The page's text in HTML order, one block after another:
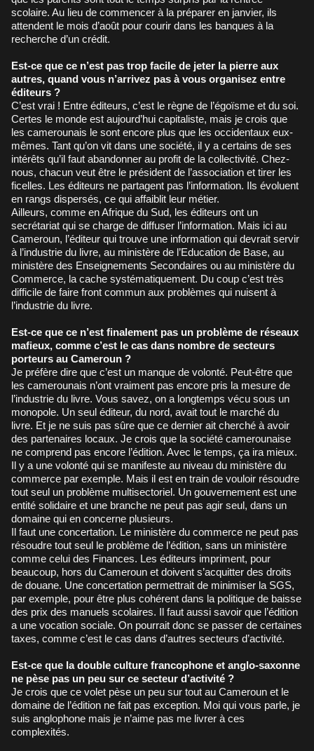
scolaire. Au lieu de commencer à la préparer en janvier, ils
attendent le mois d’août pour courir dans les banques à la
recherche d’un crédit.
Est-ce que ce n’est pas trop facile de jeter la pierre aux
autres, quand vous n’arrivez pas à vous organisez entre
éditeurs ?
C’est vrai ! Entre éditeurs, c’est le règne de l’égoïsme et du soi.
Certes le monde est aujourd’hui capitaliste, mais je crois que
les camerounais le sont encore plus que les occidentaux eux-
mêmes. Tant qu’on vit dans une société, il y a certains de ses
intérêts qu’il faut abandonner au profit de la collectivité. Chez-
nous, chacun veut être le président de l’association et tirer les
ficelles. Les éditeurs ne partagent pas l’information. Ils évoluent
en rangs dispersés, ce qui affaiblit leur métier.
Ailleurs, comme en Afrique du Sud, les éditeurs ont un
secrétariat qui se charge de diffuser l’information. Mais ici au
Cameroun, l’éditeur qui trouve une information qui devrait servir
à l’industrie du livre, au ministère de l’Education de Base, au
ministère des Enseignements Secondaires ou au ministère du
Commerce, la cache systématiquement. Du coup c’est très
difficile de faire front commun aux problèmes qui nuisent à
l’industrie du livre.
Est-ce que ce n’est finalement pas un problème de réseaux
mafieux, comme c’est le cas dans nombre de secteurs
porteurs au Cameroun ?
Je préfère dire que c’est un manque de volonté. Peut-être que
les camerounais n’ont vraiment pas encore pris la mesure de
l’industrie du livre. Vous savez, on a longtemps vécu sous un
monopole. Un seul éditeur, du nord, avait tout le marché du
livre. Et je ne suis pas sûre que ce dernier ait cherché à avoir
des partenaires locaux. Je crois que la société camerounaise
ne comprend pas encore l’édition. Avec le temps, ça ira mieux.
Il y a une volonté qui se manifeste au niveau du ministère du
commerce par exemple. Mais il est en train de vouloir résoudre
tout seul un problème multisectoriel. Un gouvernement est une
entité solidaire et une branche ne peut pas agir seul, dans un
domaine qui en concerne plusieurs.
Il faut une concertation. Le ministère du commerce ne peut pas
résoudre tout seul le problème de l’édition, sans un ministère
comme celui des Finances. Les éditeurs impriment, pour
beaucoup, hors du Cameroun et doivent s’acquitter des droits
de douane. Une concertation permettrait de minimiser la SGS,
par exemple, pour être plus cohérent dans la politique de baisse
des prix des manuels scolaires. Il faut aussi savoir que l’édition
a une vocation sociale. On pourrait donc se passer de certaines
taxes, comme c’est le cas dans d’autres secteurs d’activité.
Est-ce que la double culture francophone et anglo-saxonne
ne pèse pas un peu sur ce secteur d’activité ?
Je crois que ce volet pèse un peu sur tout au Cameroun et le
domaine de l’édition ne fait pas exception. Moi qui vous parle, je
suis anglophone mais je n’aime pas me livrer à ces
complexités.